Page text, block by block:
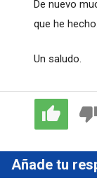
De nuevo
que he hecho.
Un saludo.
Añade tu